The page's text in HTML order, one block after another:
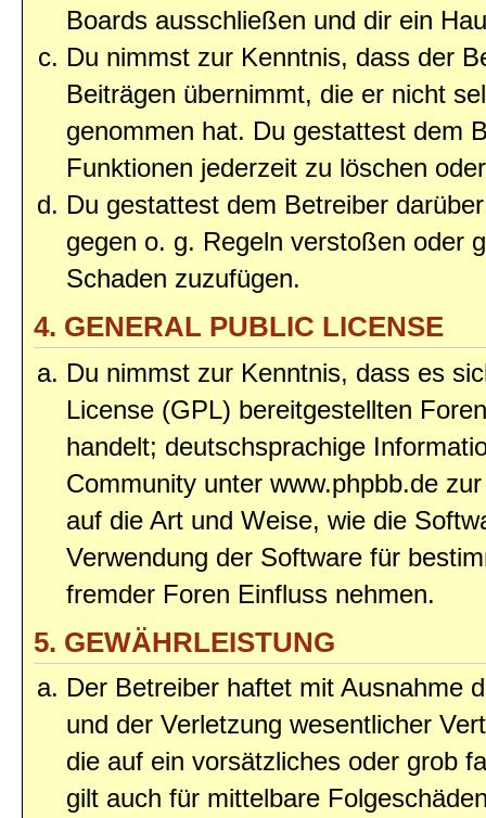
Boards ausschließen und dir ein
Du nimmst zur Kenntnis, dass der
Beiträgen übernimmt, die er nicht
genommen hat. Du gestattest dem
Funktionen jederzeit zu löschen
Du gestattest dem Betreiber
gegen o. g. Regeln verstoßen oder
Schaden zuzufügen.
4. GENERAL PUBLIC LICENSE
Du nimmst zur Kenntnis, dass es
License (GPL) bereitgestellten
handelt; deutschsprachige
Community unter www.phpbb.de
auf die Art und Weise, wie die
Verwendung der Software für
fremder Foren Einfluss nehmen.
5. GEWÄHRLEISTUNG
Der Betreiber haftet mit Ausnahme
und der Verletzung wesentlicher
die auf ein vorsätzliches oder grob
gilt auch für mittelbare